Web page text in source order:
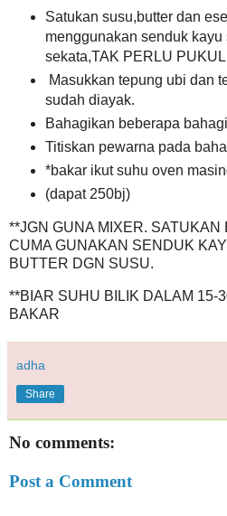
Satukan susu,butter dan
menggunakan senduk kayu
sekata,TAK PERLU
Masukkan tepung ubi dan
sudah diayak.
Bahagikan beberapa
Titiskan pewarna pada
*bakar ikut suhu oven
(dapat 250bj)
**JGN GUNA MIXER. SATUKAN
CUMA GUNAKAN SENDUK
BUTTER DGN SUSU.
**BIAR SUHU BILIK DALAM 15-
BAKAR
adha
Share
No comments:
Post a Comment